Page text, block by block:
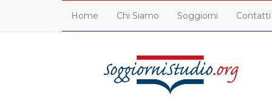
Home Chi Siamo Soggiorni Contatti